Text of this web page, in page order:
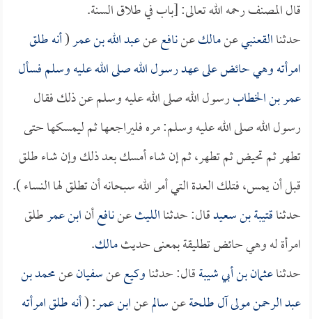
قال المصنف رحمه الله تعالى: [باب في طلاق السنة.
حدثناالقعنبيعنمالكعننافععنعبد الله بن عمر(أنه طلق
امرأته وهي حائض على عهد رسول الله صلى الله عليه وسلم فسأل
عمر بن الخطابرسول الله صلى الله عليه وسلم عن ذلك فقال
رسول الله صلى الله عليه وسلم: مره فليراجعها ثم ليمسكها حتى
تطهر ثم تحيض ثم تطهر، ثم إن شاء أمسك بعد ذلك وإن شاء طلق
قبل أن يمس، فتلك العدة التي أمر الله سبحانه أن تطلق لها النساء ).
حدثناقتيبة بن سعيدقال: حدثناالليثعننافعأنابن عمرطلق
امرأة له وهي حائض تطليقة بمعنى حديثمالك.
حدثناعثمان بن أبي شيبةقال: حدثناوكيععنسفيانعنمحمد بن
عبد الرحمن مولى آل طلحةعنسالمعنابن عمر: (أنه طلق امرأته